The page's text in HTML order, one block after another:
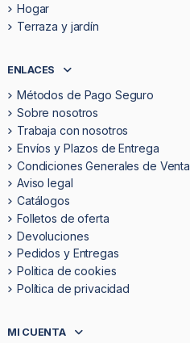
Hogar
Terraza y jardín
ENLACES
Métodos de Pago Seguro
Sobre nosotros
Trabaja con nosotros
Envíos y Plazos de Entrega
Condiciones Generales de Venta
Aviso legal
Catálogos
Folletos de oferta
Devoluciones
Pedidos y Entregas
Politica de cookies
Política de privacidad
MI CUENTA